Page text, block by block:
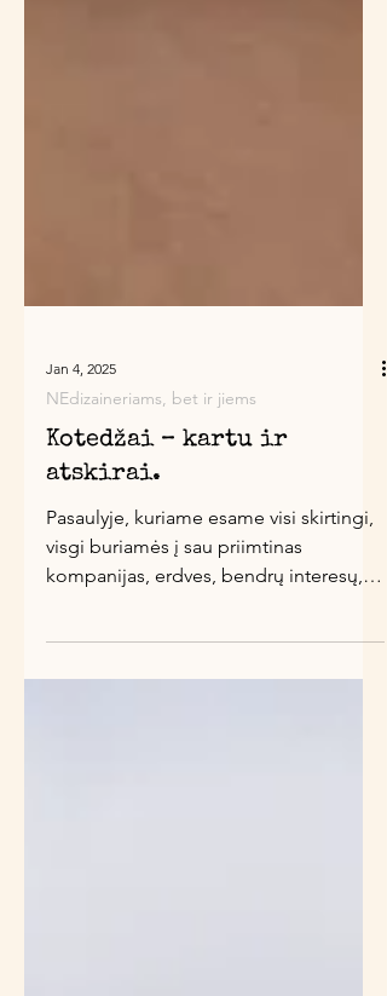
NEdizaineriams, bet ir jiems
Kotedžai – kartu ir
atskirai.
Pasaulyje, kuriame esame visi skirtingi,
visgi buriamės į sau priimtinas
socialinės ir finansinės...